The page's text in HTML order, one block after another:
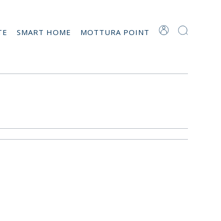
SMART HOME MOTTURA POINT